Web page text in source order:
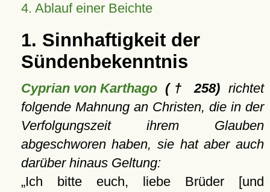
4. Ablauf einer Beichte
1. Sinnhaftigkeit der
Sündenbekenntnis
Cyprian von Karthago(† 258) richtet
folgende Mahnung an Christen, die in der
Verfolgungszeit ihrem Glauben
abgeschworen haben, sie hat aber auch
darüber hinaus Geltung:
Ich bitte euch, liebe Brüder [und